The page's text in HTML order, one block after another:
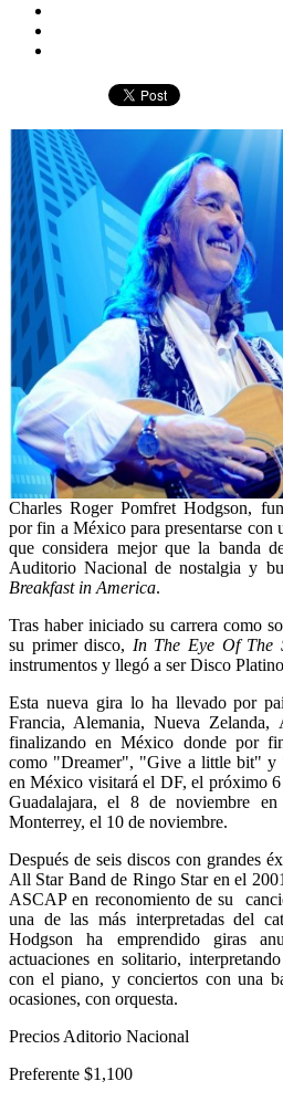
Charles Roger Pomfret Hodgson,
por fin a México para presentarse con
que considera mejor que la banda
Auditorio Nacional de nostalgia y
Breakfast in America.
Tras haber iniciado su carrera como
su primer disco, In The Eye Of The
instrumentos y llegó a ser Disco
Esta nueva gira lo ha llevado por
Francia, Alemania, Nueva Zelanda,
finalizando en México donde por
como "Dreamer", "Give a little bit" y
en México visitará el DF, el próximo
Guadalajara, el 8 de noviembre
Monterrey, el 10 de noviembre.
Después de seis discos con grandes
All Star Band de Ringo Star en el
ASCAP en reconomiento de su
una de las más interpretadas del
Hodgson ha emprendido giras
actuaciones en solitario,
con el piano, y conciertos con una
ocasiones, con orquesta.
Precios Aditorio Nacional
Preferente $1,100